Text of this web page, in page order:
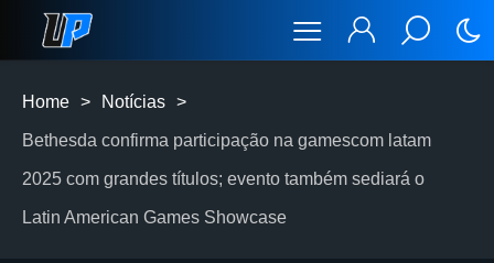
Home > Notícias >
Bethesda confirma participação na gamescom latam
2025 com grandes títulos; evento também sediará o
Latin American Games Showcase